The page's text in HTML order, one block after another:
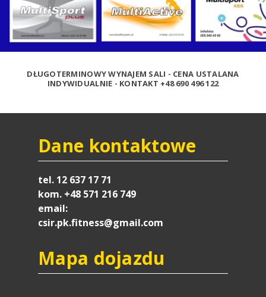
DŁUGOTERMINOWY WYNAJEM SALI - CENA USTALANA
INDYWIDUALNIE - KONTAKT +48 690 496 122
Dane kontaktowe
tel. 12 637 17 71
kom. +48 571 216 749
email:
csir.pk.fitness@gmail.com
Mapa dojazdu